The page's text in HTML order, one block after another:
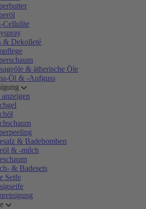
Cellulite
& Dekolleté
& ätherische Öle
Öl & -Aufguss
& Badebomben
& -milch
& Badesets
Seife